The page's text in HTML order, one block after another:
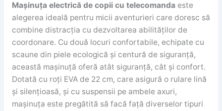
Mașinuța electrică de copii cu telecomanda este
alegerea ideală pentru micii aventurieri care doresc să
combine distracția cu dezvoltarea abilităților de
coordonare. Cu două locuri confortabile, echipate cu
scaune din piele ecologică și centură de siguranță,
această mașinuță oferă atât siguranță, cât și confort.
Dotată cu roți EVA de 22 cm, care asigură o rulare lină
și silențioasă, și cu suspensii pe ambele axuri,
mașinuța este pregătită să facă față diverselor tipuri